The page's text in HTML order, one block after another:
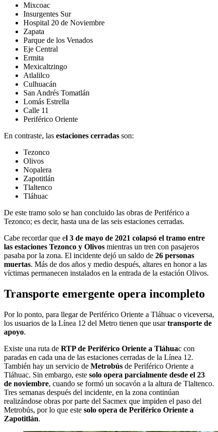
Mixcoac
Insurgentes Sur
Hospital 20 de Noviembre
Zapata
Parque de los Venados
Eje Central
Ermita
Mexicaltzingo
Atlalilco
Culhuacán
San Andrés Tomatlán
Lomás Estrella
Calle 11
Periférico Oriente
En contraste, las estaciones cerradas son:
Tezonco
Olivos
Nopalera
Zapotitlán
Tlaltenco
Tláhuac
De este tramo solo se han concluido las obras de Periférico a
Tezonco; es decir, hasta una de las seis estaciones cerradas.
Cabe recordar que el 3 de mayo de 2021 colapsó el tramo entre
las estaciones Tezonco y Olivos mientras un tren con pasajeros
pasaba por la zona. El incidente dejó un saldo de 26 personas
muertas. Más de dos años y medio después, altares en honor a las
víctimas permanecen instalados en la entrada de la estación Olivos.
Transporte emergente opera incompleto
Por lo ponto, para llegar de Periférico Oriente a Tláhuac o viceversa,
los usuarios de la Línea 12 del Metro tienen que usartransporte de
apoyo.
Existe una ruta de RTP de Periférico Oriente a Tláhuac con
paradas en cada una de las estaciones cerradas de la Línea 12.
También hay un servicio de Metrobús de Periférico Oriente a
Tláhuac. Sin embargo, este solo opera parcialmente desde el 23
de noviembre, cuando se formó un socavón a la altura de Tlaltenco.
Tres semanas después del incidente, en la zona continúan
realizándose obras por parte del Sacmex que impiden el paso del
Metrobús, por lo que este solo opera de Periférico Oriente a
Zapotitlán.